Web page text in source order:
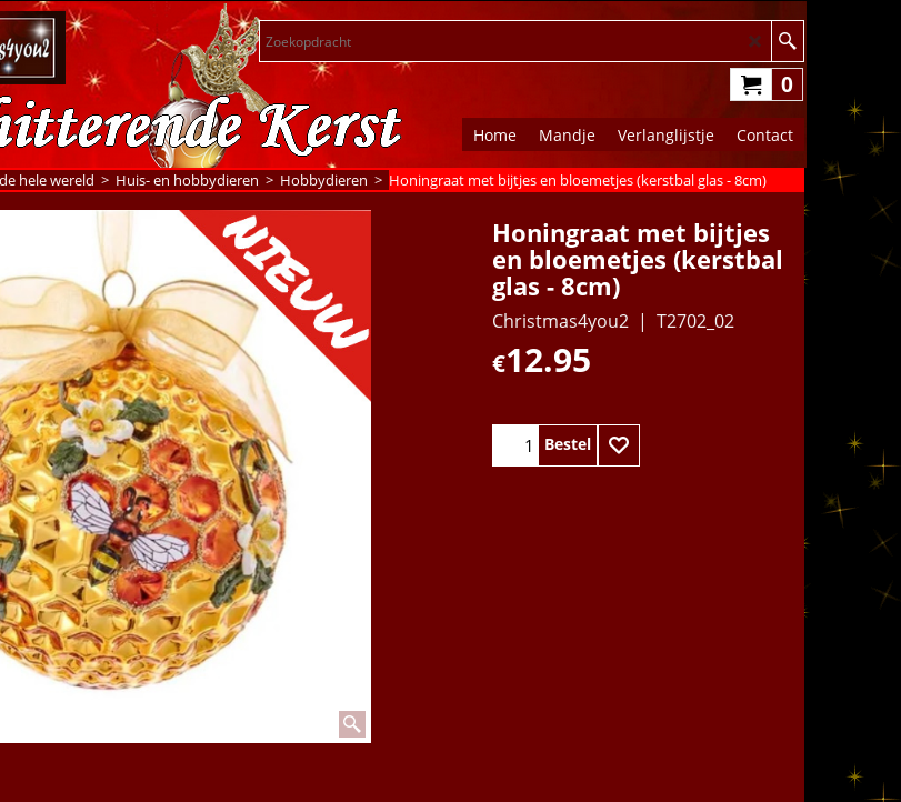
0
Home Mandje Verlanglijstje Contact
hele wereld > Huis- en hobbydieren > Hobbydieren > Honingraat met bijtjes en bloemetjes (kerstbal glas - 8cm)
Honingraat met bijtjes
en bloemetjes (kerstbal
glas - 8cm)
Christmas4you2 T2702_02
€12.95
Bestel